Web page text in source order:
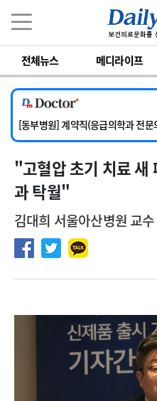
전체뉴스 메디라이프
[서울아산병원] 2026년 하반기 인턴
[영남대학교의료원] 마취통증의학
[충남대학교병원] 소아청소년과(소
[동부병원] 계약직(응급의학과 전문
[이대목동병원] 하반기 전공의(레지
[서울아산병원] 2026년 하반기 인
[영남대학교의료원] 마취통증의학과
"고혈압 초기 치료 새
과 탁월"
김대희 서울아산병원 교수